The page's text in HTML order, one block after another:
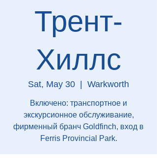
Трент-
Хиллс
Sat, May 30 Warkworth
Включено: транспортное и
экскурсионное обслуживание,
фирменный бранч Goldfinch, вход в
Ferris Provincial Park.